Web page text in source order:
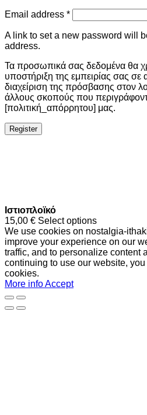
Email address *
A link to set a new password will
address.
Τα προσωπικά σας δεδομένα θα
υποστήριξη της εμπειρίας σας σε
διαχείριση της πρόσβασης στον
άλλους σκοπούς που
[πολιτική_απόρρητου] μας.
Register
Ιστιοπλοϊκό
15,00 € Select options
We use cookies on nostalgia-
improve your experience on our
traffic, and to personalize content
continuing to use our website,
cookies.
More infoAccept